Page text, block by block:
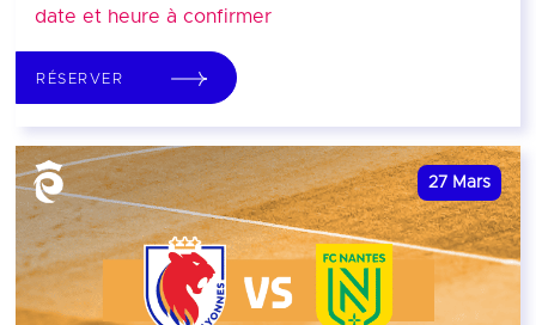
date et heure à confirmer
RÉSERVER
27 Mars